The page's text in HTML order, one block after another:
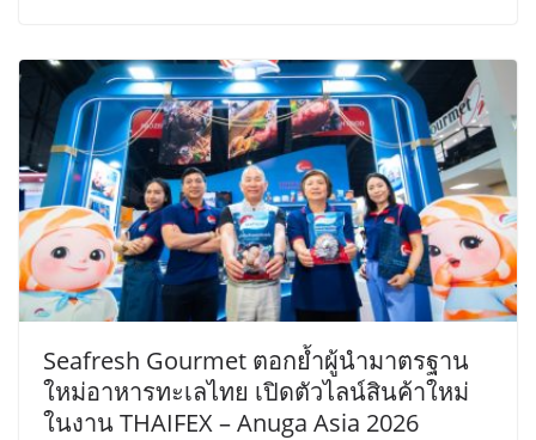
Seafresh Gourmet ตอกย้ำผู้นำมาตรฐาน
ใหม่อาหารทะเลไทย เปิดตัวไลน์สินค้าใหม่
ในงาน THAIFEX – Anuga Asia 2026